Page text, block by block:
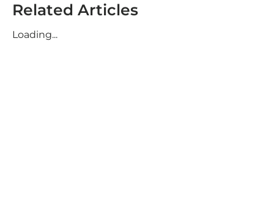
Related Articles
Loading...